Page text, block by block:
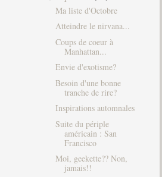
Ma liste d'Octobre
Atteindre le nirvana...
Coups de coeur à
Manhattan...
Envie d'exotisme?
Besoin d'une bonne
tranche de rire?
Inspirations automnales
Suite du périple
américain : San
Francisco
Moi, geekette?? Non,
jamais!!